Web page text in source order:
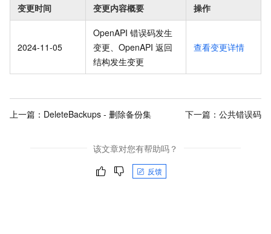
变更时间 变更内容概要 操作
2024-11-05
OpenAPI 错误码发生
变更、OpenAPI 返回
结构发生变更
查看变更详情
上一篇： DeleteBackups - 删除备份集 下一篇： 公共错误码
该文章对您有帮助吗？
反馈